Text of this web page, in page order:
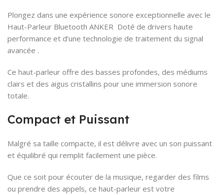
Plongez dans une expérience sonore exceptionnelle avec le
Haut-Parleur Bluetooth ANKER Doté de drivers haute
performance et d’une technologie de traitement du signal
avancée .
Ce haut-parleur offre des basses profondes, des médiums
clairs et des aigus cristallins pour une immersion sonore
totale.
Compact et Puissant
Malgré sa taille compacte, il est délivre avec un son puissant
et équilibré qui remplit facilement une pièce.
Que ce soit pour écouter de la musique, regarder des films
ou prendre des appels, ce haut-parleur est votre